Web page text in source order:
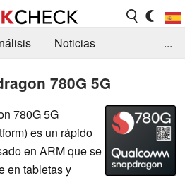
Noticias
...
780G 5G
780G 5G
es un rápido
en ARM que se
en tabletas y